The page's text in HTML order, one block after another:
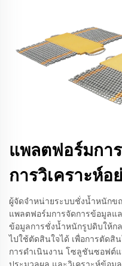
แพลตฟอร์มกา
การวิเคราะห์อ
ผู้จัดจำหน่ายระบบชั่งน้ำหนัก
แพลตฟอร์มการจัดการข้อมูลแ
ข้อมูลการชั่งน้ำหนักรูปดิบให้ก
ไปใช้ตัดสินใจได้ เพื่อการตัดสิ
การดำเนินงาน โซลูชันซอฟต์